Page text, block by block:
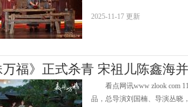
2025-11-17 更新
万福》正式杀青 宋祖儿陈鑫海
看点网讯www zlook com 11
品，总导演刘国楠、导演丛晓